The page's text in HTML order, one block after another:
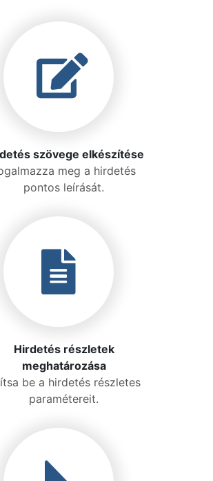
szövege elkészítése
meg a hirdetés
pontos leírását.
Hirdetés részletek
meghatározása
be a hirdetés részletes
paramétereit.